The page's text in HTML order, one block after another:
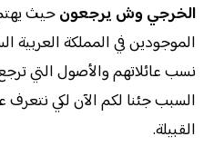
الخرجي وش يرجعونحيث
الموجودين في المملكة العربية
نسب عائلاتهم والأصول التي ترجع
السبب جئنا لكم الآن لكي
القبيلة.